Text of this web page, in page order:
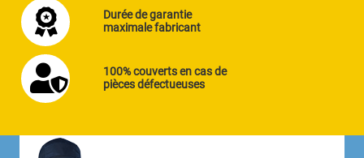
Durée de garantie
maximale fabricant
100% couverts en cas de
pièces défectueuses